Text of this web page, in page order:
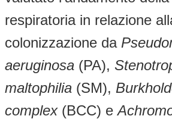
respiratoria in relazione
colonizzazione da
aeruginosa (PA),
maltophilia (SM),
complex(BCC) e